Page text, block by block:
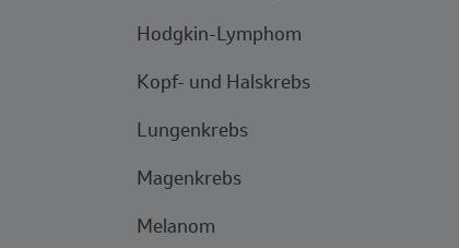
Hodgkin-Lymphom
Kopf- und Halskrebs
Lungenkrebs
Magenkrebs
Melanom